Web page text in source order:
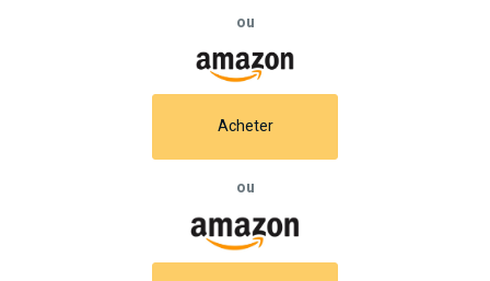
ou
Acheter
ou